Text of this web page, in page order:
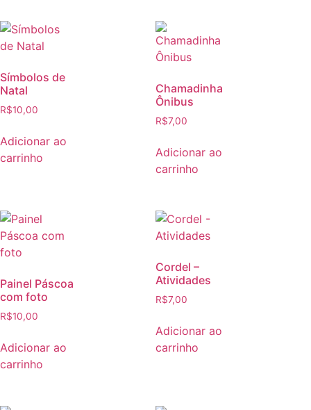
Símbolos de
Natal
R$10,00
Adicionar ao
carrinho
Chamadinha
Ônibus
R$7,00
Adicionar ao
carrinho
Painel Páscoa
com foto
R$10,00
Adicionar ao
carrinho
Cordel –
Atividades
R$7,00
Adicionar ao
carrinho